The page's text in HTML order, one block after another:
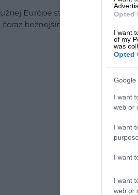
Opted
I want
of my
was
Opted
Google
I want
web or
I want
I want
I want
web or
Európe stávajú letné teploty
bežnejším javom, pobrežie…